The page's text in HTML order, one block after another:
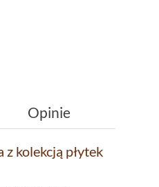
Opinie
z kolekcją płytek